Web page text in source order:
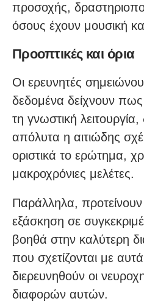
προσοχής,
όσους έχουν μουσική
Προοπτικές και όρια
Οι ερευνητές
δεδομένα δείχνουν πως
τη γνωστική
απόλυτα η αιτιώδης
οριστικά το ερώτημα,
μακροχρόνιες μελέτες.
Παράλληλα, προτείνουν
εξάσκηση σε
βοηθά στην καλύτερη
που σχετίζονται με
διερευνηθούν οι
διαφορών αυτών.